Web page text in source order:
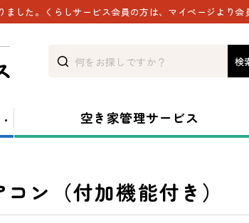
ました。くらしサービス会員の方は、マイページより会
検
空き家管理サービス
ン（付加機能付き）